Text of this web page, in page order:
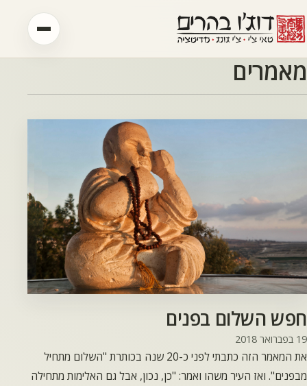
דלג לתוכן
דוג'ו בהרים
סדנאות
2026
אימון אישי
גלריה
מאמרים
מאמרים
חפש השלום בפנים
19 בפברואר 2018
את המאמר הזה כתבתי לפני כ-20 שנה בכותרת "השלום מתחיל
מבפנים". ואז העיר משהו ואמר: "כן, נכון, אבל גם האלימות מתחילה